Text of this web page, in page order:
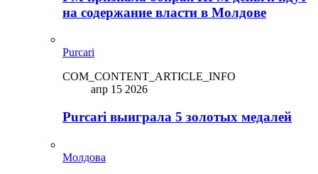
на содержание власти в Молдове
Purcari
COM_CONTENT_ARTICLE_INFO
апр 15 2026
Purcari выиграла 5 золотых медалей
Молдова